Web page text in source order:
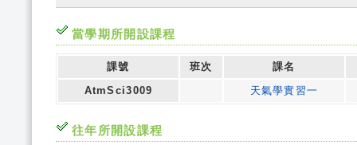
當學期所開設課程
課號 班次
課名
AtmSci3009
天氣學實習一
往年所開設課程